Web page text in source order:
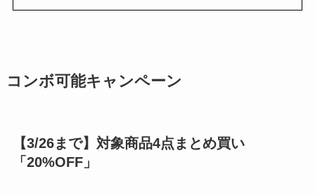
コンボ可能キャンペーン
【3/26まで】対象商品4点まとめ買い
「20%OFF」